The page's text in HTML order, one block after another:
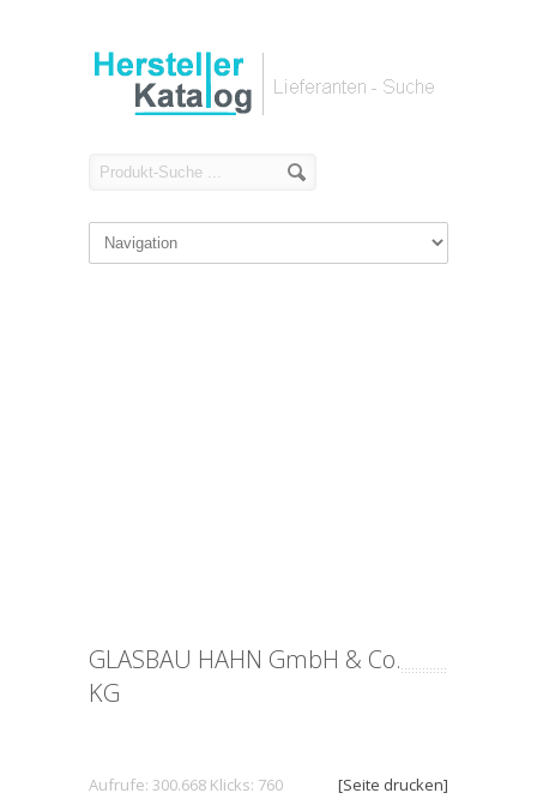
GLASBAU HAHN GmbH & Co.
KG
Aufrufe: 300.668 Klicks: 760 [Seite drucken]